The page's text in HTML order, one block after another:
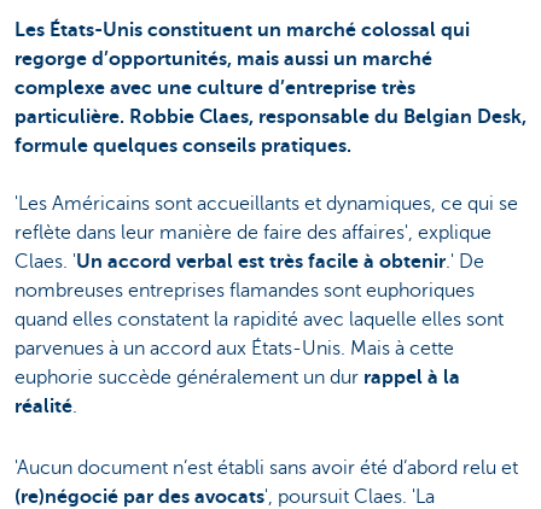
Les États-Unis constituent un marché colossal qui
regorge d’opportunités, mais aussi un marché
complexe avec une culture d’entreprise très
particulière. Robbie Claes, responsable du Belgian Desk,
formule quelques conseils pratiques.
'Les Américains sont accueillants et dynamiques, ce qui se
reflète dans leur manière de faire des affaires', explique
Claes. 'Un accord verbal est très facile à obtenir.' De
nombreuses entreprises flamandes sont euphoriques
quand elles constatent la rapidité avec laquelle elles sont
parvenues à un accord aux États-Unis. Mais à cette
euphorie succède généralement un dur rappel à la
réalité.
'Aucun document n’est établi sans avoir été d’abord relu et
(re)négocié par des avocats', poursuit Claes. 'La